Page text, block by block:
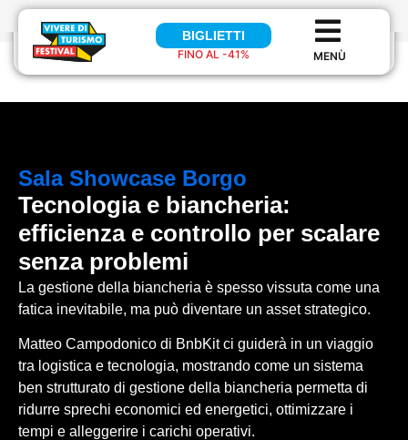
BIGLIETTI
FINO AL 41%
BIGLIETTI
FINO AL -41%
Sala Showcase Borgo
Tecnologia e biancheria:
efficienza e controllo per scalare
senza problemi
La gestione della biancheria è spesso vissuta come una
fatica inevitabile, ma può diventare un asset strategico.
Matteo Campodonico di BnbKit ci guiderà in un viaggio
tra logistica e tecnologia, mostrando come un sistema
ben strutturato di gestione della biancheria permetta di
ridurre sprechi economici ed energetici, ottimizzare i
tempi e alleggerire i carichi operativi.